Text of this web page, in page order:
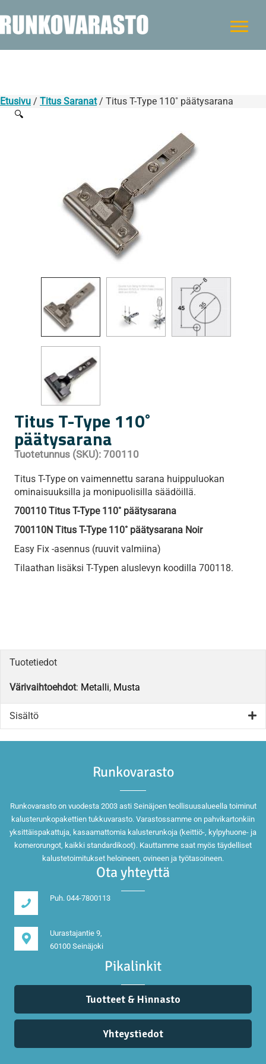
Etusivu / Titus Saranat/ Titus T-Type 110˚ päätysarana
🔍
Titus T-Type 110˚
päätysarana
Tuotetunnus (SKU): 700110
Titus T-Type on vaimennettu sarana huippuluokan
ominaisuuksilla ja monipuolisilla säädöillä.
700110 Titus T-Type 110˚ päätysarana
700110N Titus T-Type 110˚ päätysarana Noir
Easy Fix -asennus (ruuvit valmiina)
Tilaathan lisäksi T-Typen aluslevyn koodilla 700118.
Tuotetiedot
Värivaihtoehdot: Metalli, Musta
Sisältö
Runkovarasto
Runkovarasto on vuodesta 2003 asti Seinäjoen teollisuusalueella toiminut
kalusterunkopakettien tukkuvarasto. Varastossamme on pahvikartonkiin
yksittäispakattuja, kasaamattomia kalusterunkoja (keittiö-, kylpyhuone- ja
komerorungot, kaikki standardikoot). Kauttamme saat myös täydelliset
kalustetoimitukset heloineen, ovineen ja työtasoineen.
Ota yhteyttä
Puh. 044-7800113
Uurastajantie 9,
60100 Seinäjoki
Pikalinkit
Tuotteet & Hinnasto
Yhteystiedot